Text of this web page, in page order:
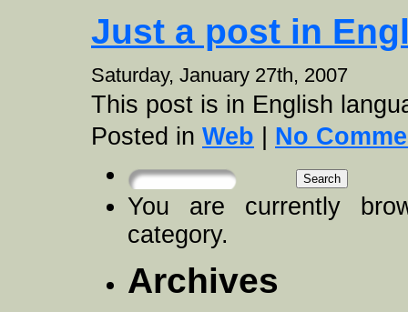
Just a post in
Saturday, January 27th, 2007
This post is in English
Posted in Web No
Search
You are currently
category.
Archives